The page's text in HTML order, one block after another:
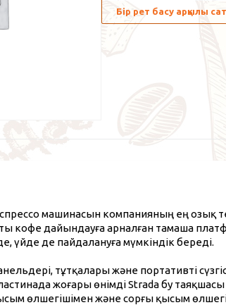
Бір рет басу арқылы
машинасын компанияның ең озық
кофе дайындауға арналған тамаша
де пайдалануға мүмкіндік береді.
тұтқалары және портативті
жоғары өнімді Strada бу
өлшегішімен және сорғы қысым